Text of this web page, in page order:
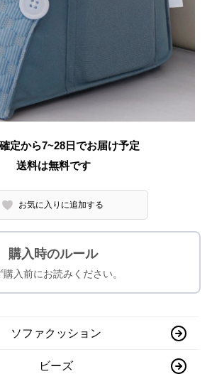
定から7~28日でお届け予定
送料は無料です
お気に入りに追加する
購入時のルール
購入前にお読みください。
ソファクッション
ビーズ